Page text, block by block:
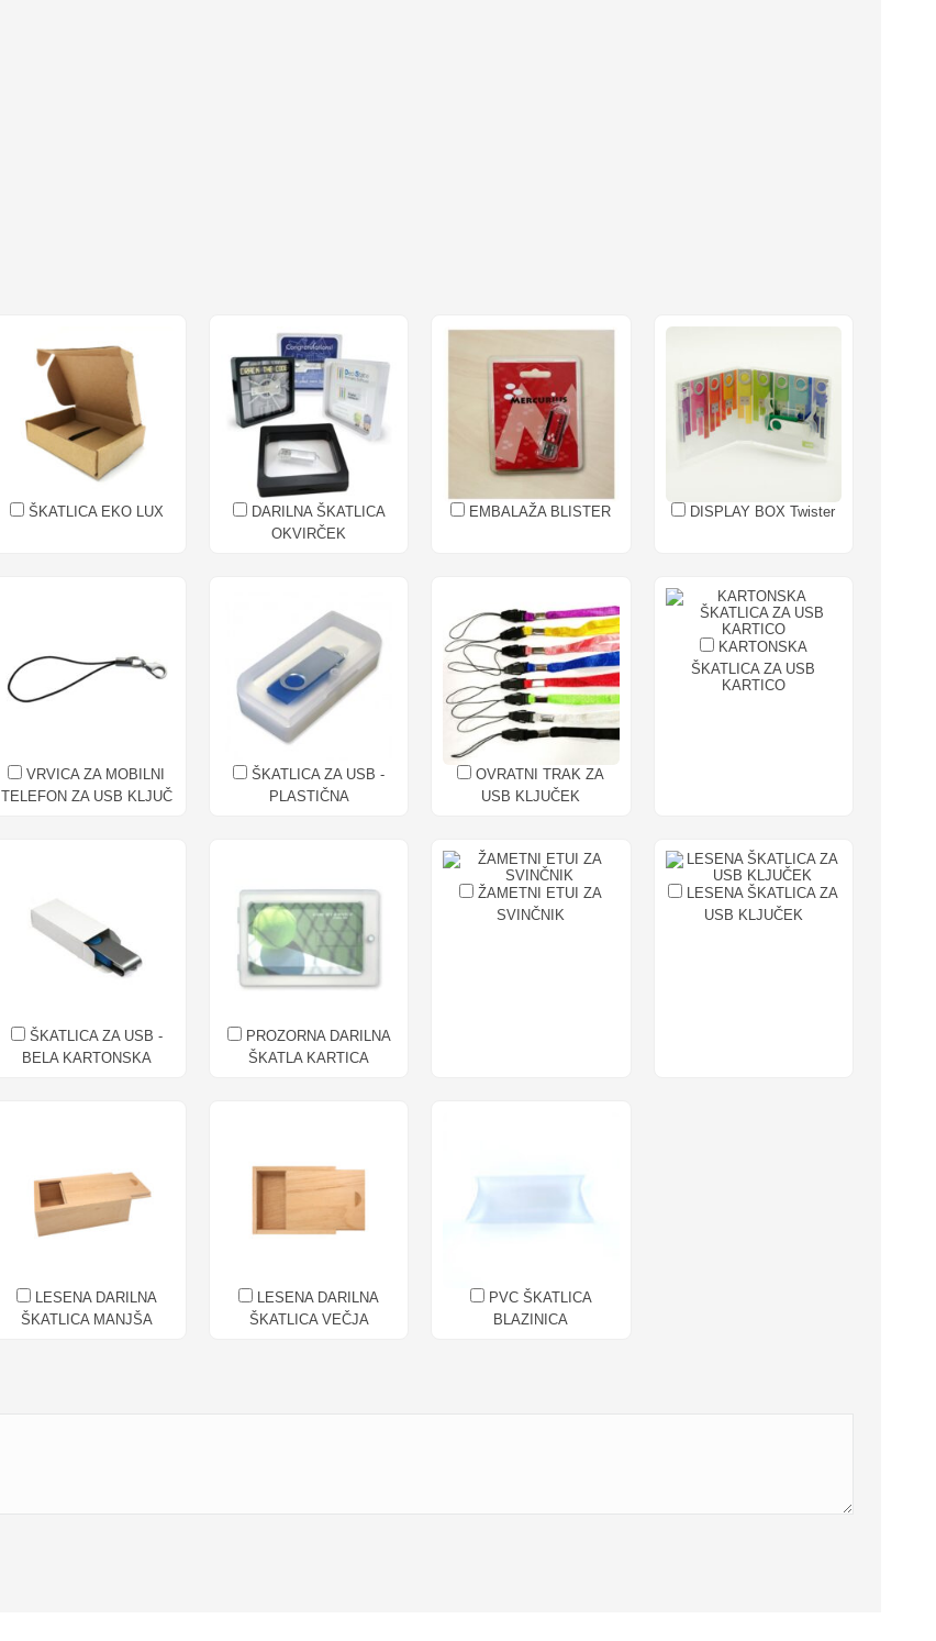
ŠKATLICA EKO LUX
DARILNA ŠKATLICA
OKVIRČEK
EMBALAŽA BLISTER DISPLAY BOX Twister
VRVICA ZA MOBILNI
TELEFON ZA USB KLJUČ
ŠKATLICA ZA USB -
PLASTIČNA
OVRATNI TRAK ZA
USB KLJUČEK
KARTONSKA
ŠKATLICA ZA USB
KARTICO
ŠKATLICA ZA USB -
BELA KARTONSKA
PROZORNA DARILNA
ŠKATLA KARTICA
ŽAMETNI ETUI ZA
SVINČNIK
LESENA ŠKATLICA ZA
USB KLJUČEK
LESENA DARILNA
ŠKATLICA MANJŠA
LESENA DARILNA
ŠKATLICA VEČJA
PVC ŠKATLICA
BLAZINICA